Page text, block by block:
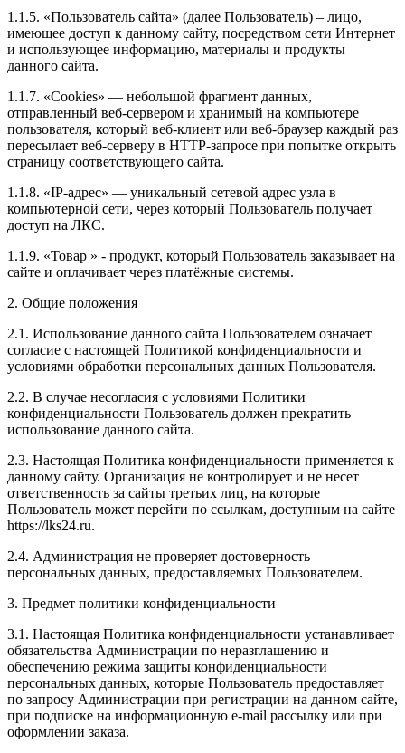
1.1.5. «Пользователь сайта» (далее Пользователь) – лицо,
имеющее доступ к данному сайту, посредством сети Интернет
и использующее информацию, материалы и продукты
данного сайта.
1.1.7. «Cookies» — небольшой фрагмент данных,
отправленный веб-сервером и хранимый на компьютере
пользователя, который веб-клиент или веб-браузер каждый раз
пересылает веб-серверу в HTTP-запросе при попытке открыть
страницу соответствующего сайта.
1.1.8. «IP-адрес» — уникальный сетевой адрес узла в
компьютерной сети, через который Пользователь получает
доступ на ЛКС.
1.1.9. «Товар » - продукт, который Пользователь заказывает на
сайте и оплачивает через платёжные системы.
2. Общие положения
2.1. Использование данного сайта Пользователем означает
согласие с настоящей Политикой конфиденциальности и
условиями обработки персональных данных Пользователя.
2.2. В случае несогласия с условиями Политики
конфиденциальности Пользователь должен прекратить
использование данного сайта.
2.3. Настоящая Политика конфиденциальности применяется к
данному сайту. Организация не контролирует и не несет
ответственность за сайты третьих лиц, на которые
Пользователь может перейти по ссылкам, доступным на сайте
https://lks24.ru.
2.4. Администрация не проверяет достоверность
персональных данных, предоставляемых Пользователем.
3. Предмет политики конфиденциальности
3.1. Настоящая Политика конфиденциальности устанавливает
обязательства Администрации по неразглашению и
обеспечению режима защиты конфиденциальности
персональных данных, которые Пользователь предоставляет
по запросу Администрации при регистрации на данном сайте,
при подписке на информационную e-mail рассылку или при
оформлении заказа.